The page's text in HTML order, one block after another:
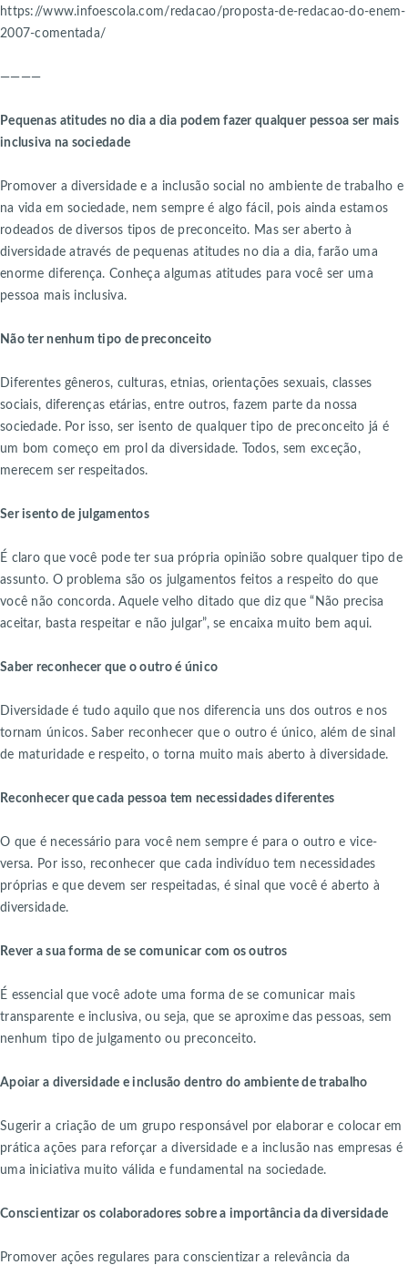
https://www.infoescola.com/redacao/proposta-de-redacao-do-enem-
2007-comentada/
————
Pequenas atitudes no dia a dia podem fazer qualquer pessoa ser mais
inclusiva na sociedade
Promover a diversidade e a inclusão social no ambiente de trabalho e
na vida em sociedade, nem sempre é algo fácil, pois ainda estamos
rodeados de diversos tipos de preconceito. Mas ser aberto à
diversidade através de pequenas atitudes no dia a dia, farão uma
enorme diferença. Conheça algumas atitudes para você ser uma
pessoa mais inclusiva.
Não ter nenhum tipo de preconceito
Diferentes gêneros, culturas, etnias, orientações sexuais, classes
sociais, diferenças etárias, entre outros, fazem parte da nossa
sociedade. Por isso, ser isento de qualquer tipo de preconceito já é
um bom começo em prol da diversidade. Todos, sem exceção,
merecem ser respeitados.
Ser isento de julgamentos
É claro que você pode ter sua própria opinião sobre qualquer tipo de
assunto. O problema são os julgamentos feitos a respeito do que
você não concorda. Aquele velho ditado que diz que “Não precisa
aceitar, basta respeitar e não julgar”, se encaixa muito bem aqui.
Saber reconhecer que o outro é único
Diversidade é tudo aquilo que nos diferencia uns dos outros e nos
tornam únicos. Saber reconhecer que o outro é único, além de sinal
de maturidade e respeito, o torna muito mais aberto à diversidade.
Reconhecer que cada pessoa tem necessidades diferentes
O que é necessário para você nem sempre é para o outro e vice-
versa. Por isso, reconhecer que cada indivíduo tem necessidades
próprias e que devem ser respeitadas, é sinal que você é aberto à
diversidade.
Rever a sua forma de se comunicar com os outros
É essencial que você adote uma forma de se comunicar mais
transparente e inclusiva, ou seja, que se aproxime das pessoas, sem
nenhum tipo de julgamento ou preconceito.
Apoiar a diversidade e inclusão dentro do ambiente de trabalho
Sugerir a criação de um grupo responsável por elaborar e colocar em
prática ações para reforçar a diversidade e a inclusão nas empresas é
uma iniciativa muito válida e fundamental na sociedade.
Conscientizar os colaboradores sobre a importância da diversidade
Promover ações regulares para conscientizar a relevância da